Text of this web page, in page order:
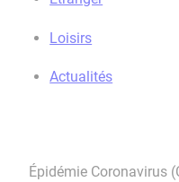
Loisirs
Actualités
Épidémie Coronavirus